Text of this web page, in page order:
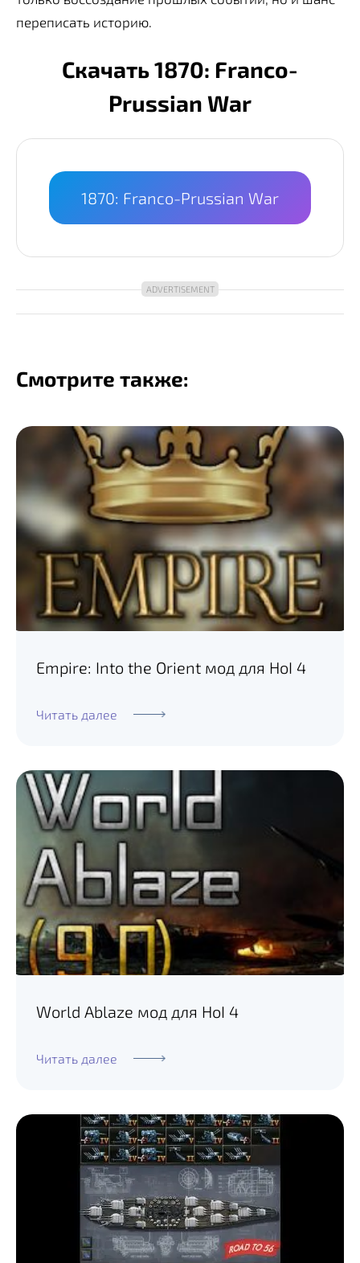
переписать историю.
Скачать 1870: Franco-
Prussian War
1870: Franco-Prussian War
Смотрите также:
Empire: Into the Orient мод для HoI 4
Читать далее
World Ablaze мод для HoI 4
Читать далее